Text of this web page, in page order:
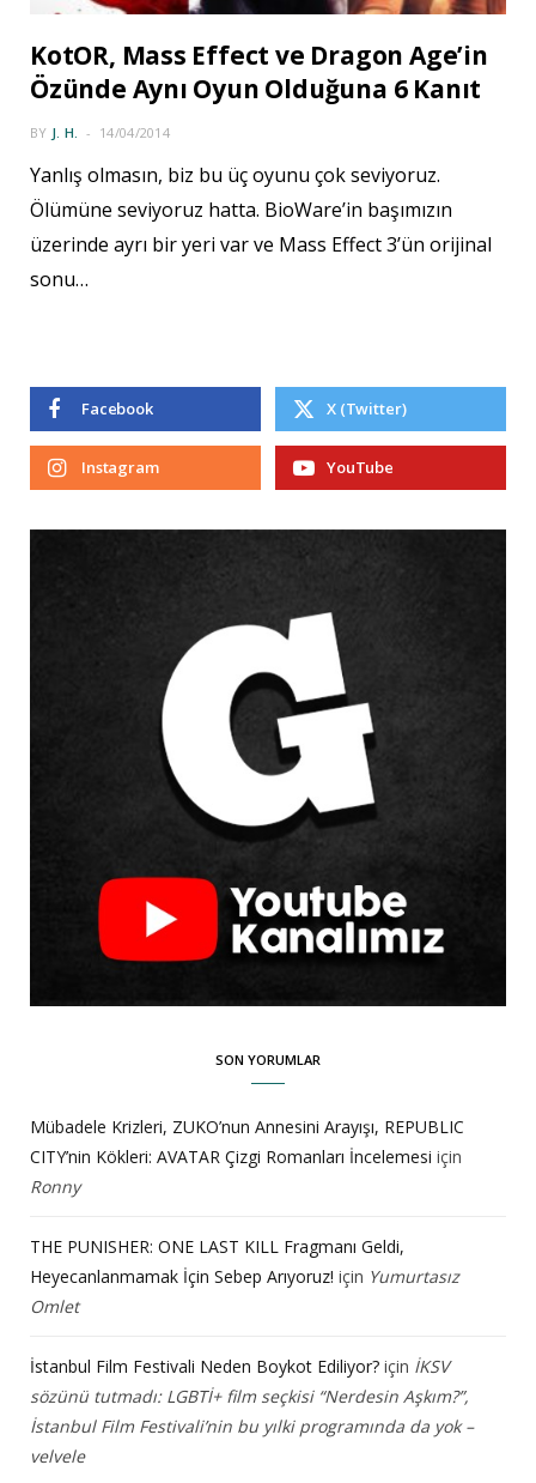
KotOR, Mass Effect ve Dragon Age’in
Özünde Aynı Oyun Olduğuna 6 Kanıt
BY J. H. 14/04/2014
Yanlış olmasın, biz bu üç oyunu çok seviyoruz.
Ölümüne seviyoruz hatta. BioWare’in başımızın
üzerinde ayrı bir yeri var ve Mass Effect 3’ün orijinal
sonu…
Facebook X (Twitter)
Instagram YouTube
SON YORUMLAR
Mübadele Krizleri, ZUKO’nun Annesini Arayışı, REPUBLIC
CITY’nin Kökleri: AVATAR Çizgi Romanları İncelemesi için
Ronny
THE PUNISHER: ONE LAST KILL Fragmanı Geldi,
Heyecanlanmamak İçin Sebep Arıyoruz! için Yumurtasız
Omlet
İstanbul Film Festivali Neden Boykot Ediliyor? için İKSV
sözünü tutmadı: LGBTİ+ film seçkisi “Nerdesin Aşkım?”,
İstanbul Film Festivali’nin bu yılki programında da yok –
velvele